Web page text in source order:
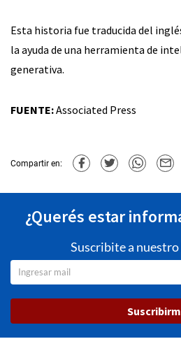
Esta historia fue traducida del
la ayuda de una herramienta de
generativa.
FUENTE:Associated Press
Compartir en:
¿Querés estar
Suscribite a